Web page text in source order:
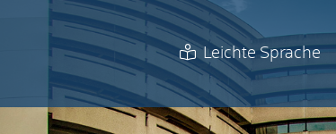
Leichte Sprache